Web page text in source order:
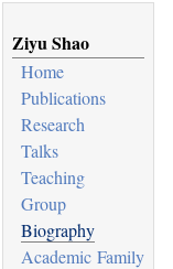
Ziyu Shao
Home
Publications
Research
Talks
Teaching
Group
Biography
Academic Family